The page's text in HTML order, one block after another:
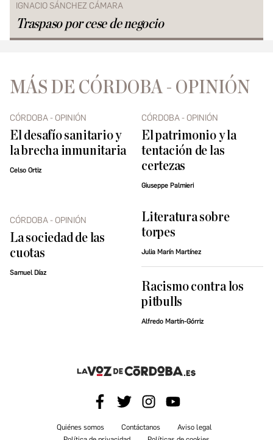
IGNACIO SÁNCHEZ CÁMARA
Traspaso por cese de negocio
MÁS DE CÓRDOBA - OPINIÓN
CÓRDOBA - OPINIÓN
El desafío sanitario y
la brecha inmunitaria
Celso Ortiz
CÓRDOBA - OPINIÓN
El patrimonio y la
tentación de las
certezas
Giuseppe Palmieri
CÓRDOBA - OPINIÓN
La sociedad de las
cuotas
Samuel Díaz
Literatura sobre
torpes
Julia Marín Martínez
Racismo contra los
pitbulls
Alfredo Martín-Górriz
Quiénes somos Contáctanos
Aviso legal